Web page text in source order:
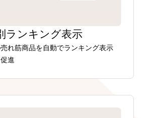
ランキング表示
れ筋商品を自動でランキング表示
進